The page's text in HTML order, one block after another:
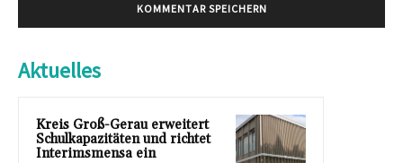
Aktuelles
Kreis Groß-Gerau erweitert
Schulkapazitäten und richtet
Interimsmensa ein